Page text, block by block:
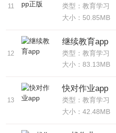
11
类型：教育学习
大小：50.85MB
12
继续教育app
类型：教育学习
大小：83.13MB
13
快对作业app
类型：教育学习
大小：42.48MB